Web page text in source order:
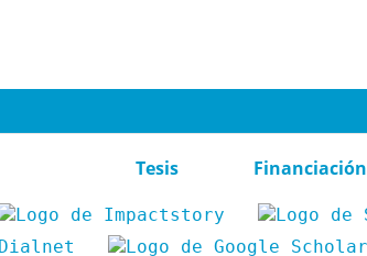
Tesis Financiación